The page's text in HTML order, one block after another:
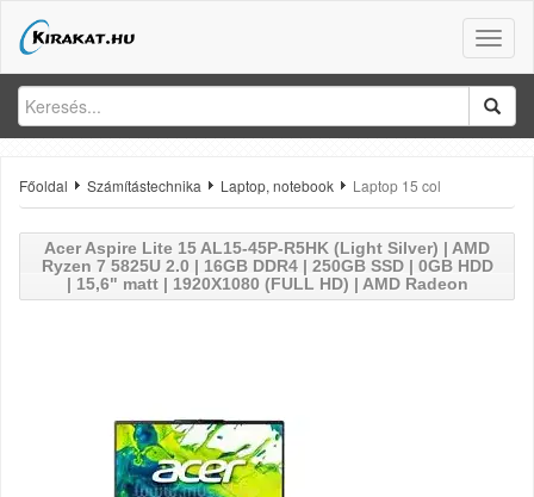
Toggle
Főoldal Számítástechnika Laptop, notebook Laptop 15 col
Acer Aspire Lite 15 AL15-45P-R5HK (Light Silver) | AMD
Ryzen 7 5825U 2.0 | 16GB DDR4 | 250GB SSD | 0GB HDD
| 15,6" matt | 1920X1080 (FULL HD) | AMD Radeon